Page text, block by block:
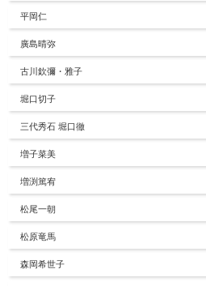
平岡仁
廣島晴弥
古川欽彌・雅子
堀口切子
三代秀石 堀口徹
増子菜美
増渕篤宥
松尾一朝
松原竜馬
森岡希世子